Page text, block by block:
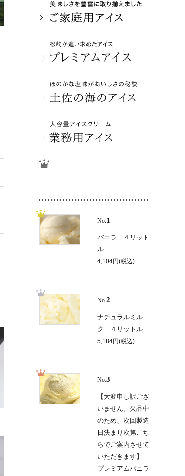
No. 1
バニラ ４リット
ル
4,104円(税込)
No. 2
ナチュラルミル
ク ４リットル
5,184円(税込)
No.3
【大変申し訳ござ
いません。欠品中
のため、次回製造
日決まり次第こち
らでご案内させて
いただきます】
プレミアムバニラ